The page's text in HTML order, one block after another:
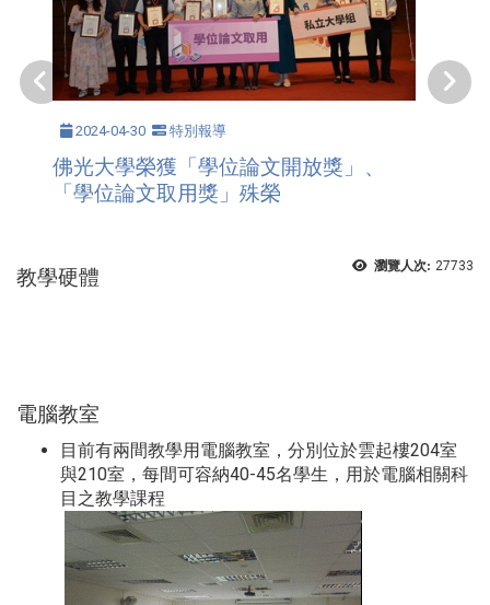
2024-04-30 特別報導
佛光大學榮獲「學位論文開放獎」、
「學位論文取用獎」殊榮
瀏覽人次: 27733
教學硬體
電腦教室
目前有兩間教學用電腦教室，分別位於雲起樓204室
與210室，每間可容納40-45名學生，用於電腦相關科
目之教學課程